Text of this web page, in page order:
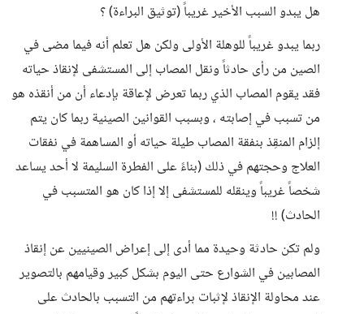
هل يبدو السبب الأخير غريباً (توثيق البراءة) ؟
ربما يبدو غريباً للوهلة الأولى ولكن هل تعلم أنه فيما مضى في
الصين من رأى حادثاً ونقل المصاب إلى المستشفى لإنقاذ حياته
فقد يقوم المصاب الذي ربما تعرض لإعاقة بإدعاء أن من أنقذه هو
من تسبب في إصابته ، وبسبب القوانين الصينية ربما كان يتم
إلزام المنقِذ بنفقة المصاب طيلة حياته أو المساهمة في نفقات
العلاج وحجتهم في ذلك (بناءً على الفطرة السليمة لا أحد يساعد
شخصاً غريباً وينقله للمستشفى إلا إذا كان هو المتسبب في
الحادث) !!
ولم تكن حادثة وحيدة مما أدى إلى إعراض الصينيين عن إنقاذ
المصابين في الشوارع حتى اليوم بشكل كبير وقيامهم بالتصوير
عند محاولة الإنقاذ لإثبات براءتهم من التسبب بالحادث على